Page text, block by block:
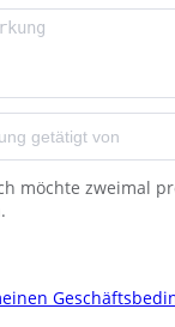
möchte zweimal